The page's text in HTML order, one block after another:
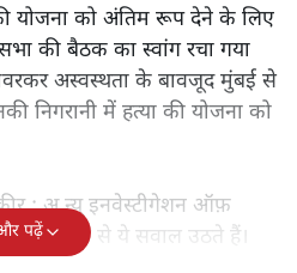
योजना को अंतिम रूप देने के लिए
की बैठक का स्वांग रचा गया
अस्वस्थता के बावजूद मुंबई से
निगरानी में हत्या की योजना को
: अ न्यू इनवेस्टीगेशन ऑफ़
किताब से ये सवाल उठते हैं।
पढ़ें